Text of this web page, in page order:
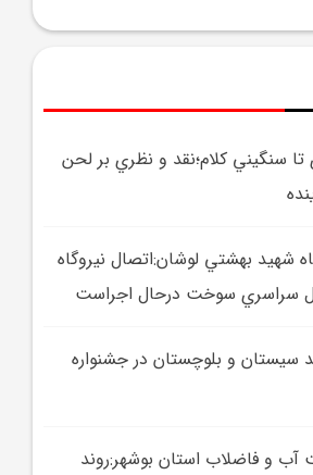
تا سنگيني کلام؛نقد و نظري بر لحن
شهيد بهشتي لوشان:اتصال نيروگاه
سراسري سوخت درحال اجراست
و بلوچستان در جشنواره
آب و فاضلاب استان بوشهر:روند